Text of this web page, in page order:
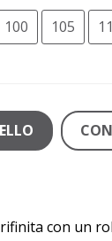
100 105
con un